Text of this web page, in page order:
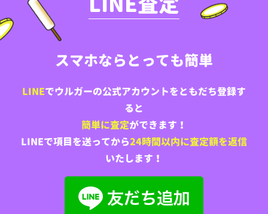
スマホならとっても簡単
LINEでウルガーの公式アカウントをともだち登録す
ると
簡単に査定ができます！
LINEで項目を送ってから24時間以内に査定額を返信
いたします！